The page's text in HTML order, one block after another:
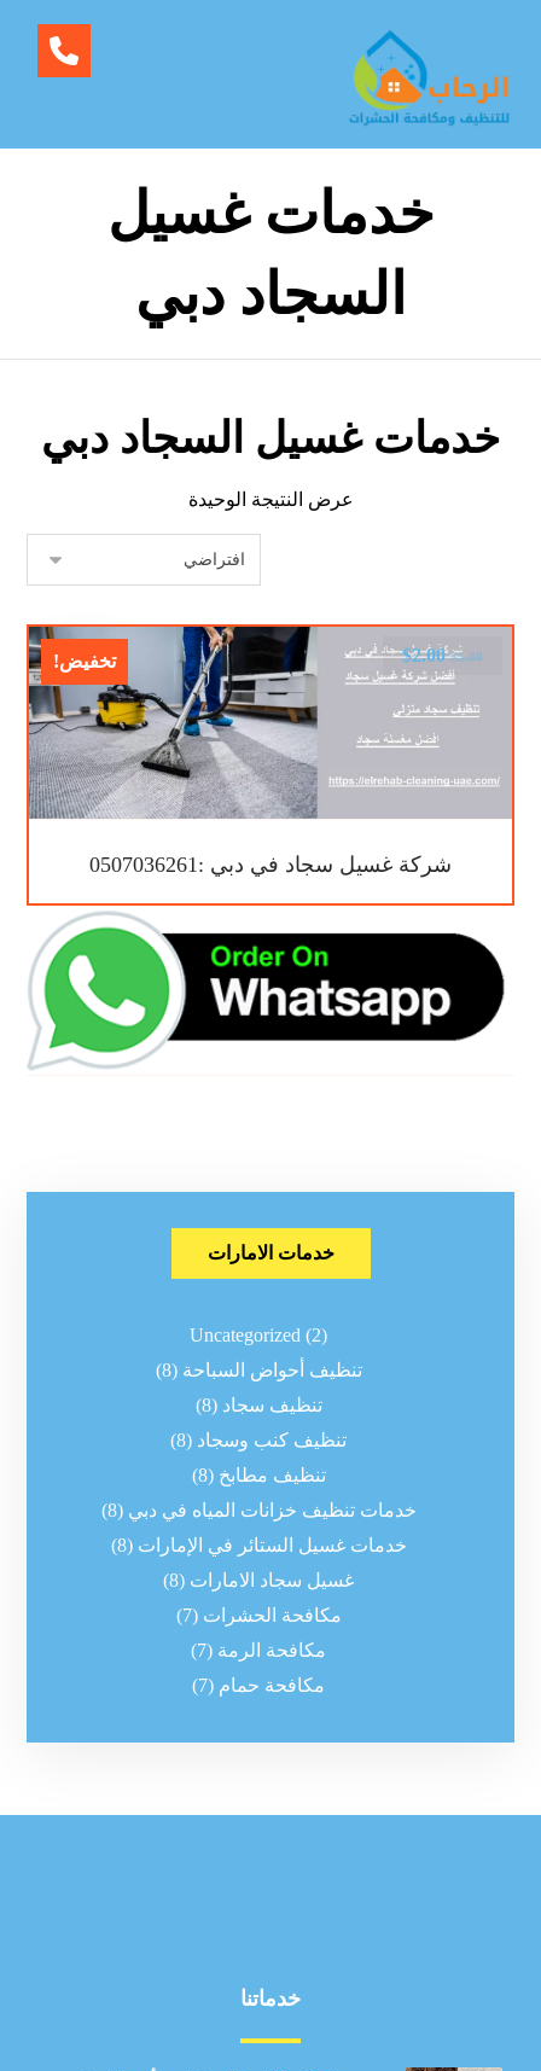
خدمات غسيل
السجاد دبي
خدمات غسيل السجاد دبي
عرض النتيجة الوحيدة
تخفيض!
شركة غسيل سجاد في دبي :0507036261
$5.00
$2.00
خدمات الامارات
Uncategorized (2)
تنظيف أحواض السباحة (8)
تنظيف سجاد (8)
تنظيف كنب وسجاد (8)
تنظيف مطابخ (8)
خدمات تنظيف خزانات المياه في دبي (8)
خدمات غسيل الستائر في الإمارات (8)
غسيل سجاد الامارات (8)
مكافحة الحشرات (7)
مكافحة الرمة (7)
مكافحة حمام (7)
خدماتنا